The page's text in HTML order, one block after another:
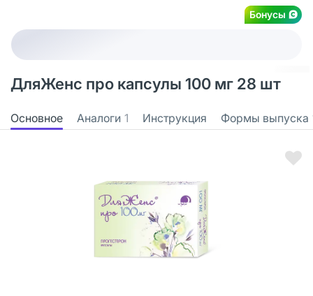
Бонусы
ДляЖенс про капсулы 100 мг 28 шт
Основное Аналоги 1 Инструкция Формы выпуска